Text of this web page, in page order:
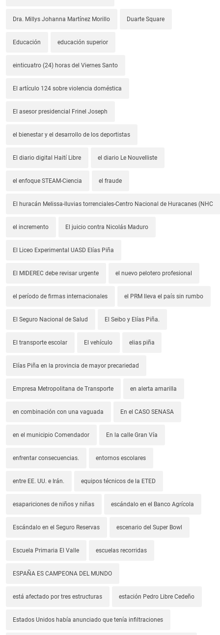
Dra. Millys Johanna Martínez Morillo Duarte Square
Educación educación superior
einticuatro (24) horas del Viernes Santo
El artículo 124 sobre violencia doméstica
El asesor presidencial Frinel Joseph
el bienestar y el desarrollo de los deportistas
El diario digital Haití Libre el diario Le Nouvelliste
el enfoque STEAM-Ciencia el fraude
El huracán Melissa-lluvias torrenciales-Centro Nacional de Huracanes (NHC
el incremento El juicio contra Nicolás Maduro
El Liceo Experimental UASD Elías Piña
El MIDEREC debe revisar urgente el nuevo pelotero profesional
el período de firmas internacionales el PRM lleva el país sin rumbo
El Seguro Nacional de Salud El Seibo y Elías Piña.
El transporte escolar El vehículo elias piña
Elías Piña en la provincia de mayor precariedad
Empresa Metropolitana de Transporte en alerta amarilla
en combinación con una vaguada En el CASO SENASA
en el municipio Comendador En la calle Gran Vía
enfrentar consecuencias. entornos escolares
entre EE. UU. e Irán. equipos técnicos de la ETED
esapariciones de niños y niñas escándalo en el Banco Agrícola
Escándalo en el Seguro Reservas escenario del Super Bowl
Escuela Primaria El Valle escuelas recorridas
ESPAÑA ES CAMPEONA DEL MUNDO
está afectado por tres estructuras estación Pedro Libre Cedeño
Estados Unidos había anunciado que tenía infiltraciones